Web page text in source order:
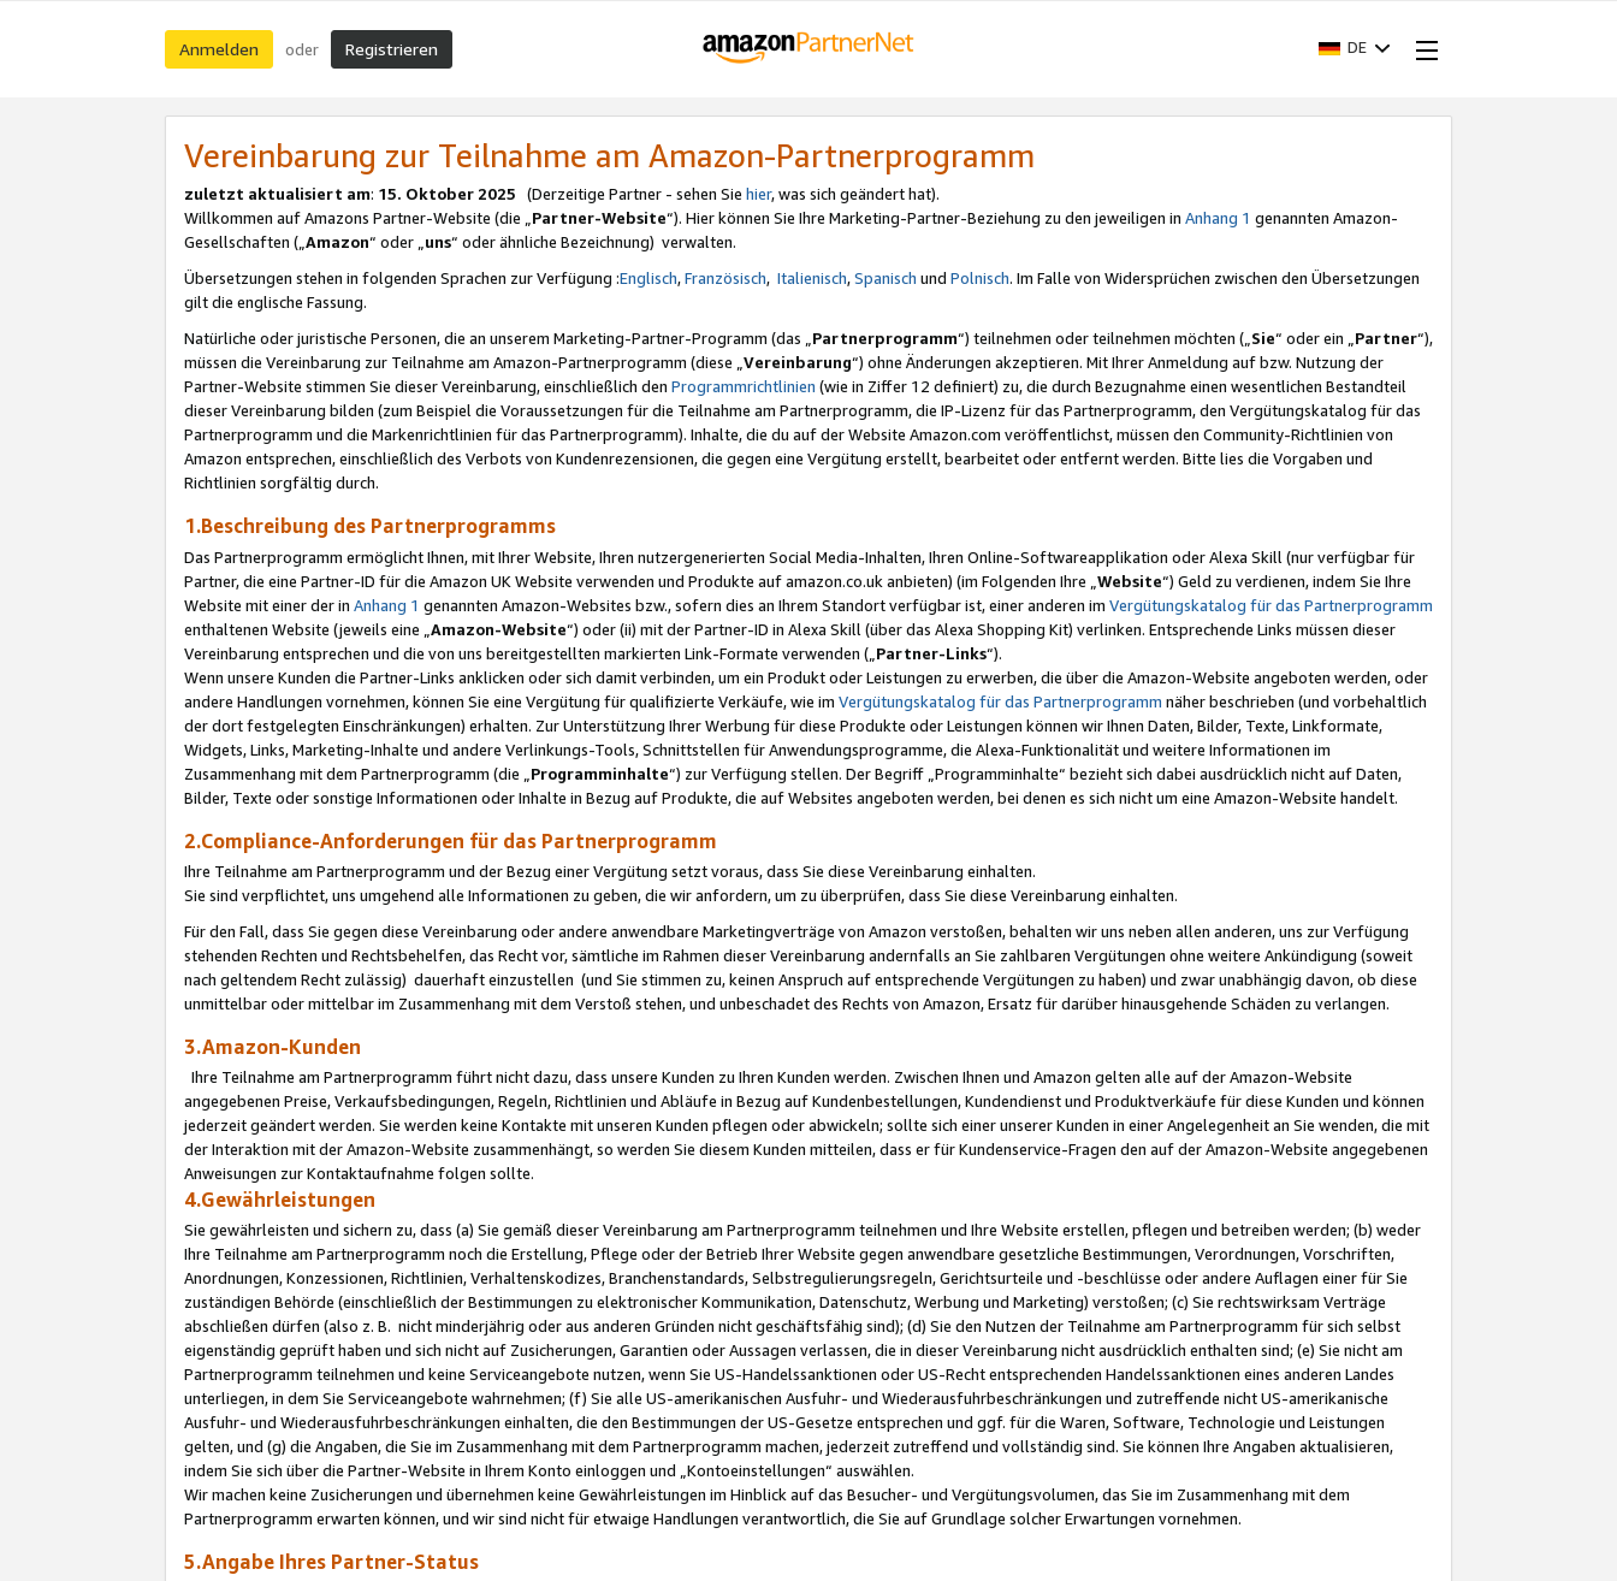
Anmelden oder Registrieren DE
Vereinbarung zur Teilnahme am Amazon-Partnerprogramm
zuletzt aktualisiert am: 15. Oktober 2025 (Derzeitige Partner - sehen Sie hier, was sich geändert hat).
Willkommen auf Amazons Partner-Website (die „Partner-Website“). Hier können Sie Ihre Marketing-Partner-Beziehung zu den jeweiligen in Anhang 1 genannten Amazon-
Gesellschaften („Amazon“ oder „uns“ oder ähnliche Bezeichnung) verwalten.
Übersetzungen stehen in folgenden Sprachen zur Verfügung :Englisch,Französisch, Italienisch,Spanisch und Polnisch. Im Falle von Widersprüchen zwischen den Übersetzungen
gilt die englische Fassung.
Natürliche oder juristische Personen, die an unserem Marketing-Partner-Programm (das „Partnerprogramm“) teilnehmen oder teilnehmen möchten („Sie“ oder ein „Partner“),
müssen die Vereinbarung zur Teilnahme am Amazon-Partnerprogramm (diese „Vereinbarung“) ohne Änderungen akzeptieren. Mit Ihrer Anmeldung auf bzw. Nutzung der
Partner-Website stimmen Sie dieser Vereinbarung, einschließlich den Programmrichtlinien (wie in Ziffer 12 definiert) zu, die durch Bezugnahme einen wesentlichen Bestandteil
dieser Vereinbarung bilden (zum Beispiel die Voraussetzungen für die Teilnahme am Partnerprogramm, die IP-Lizenz für das Partnerprogramm, den Vergütungskatalog für das
Partnerprogramm und die Markenrichtlinien für das Partnerprogramm). Inhalte, die du auf der Website Amazon.com veröffentlichst, müssen den Community-Richtlinien von
Amazon entsprechen, einschließlich des Verbots von Kundenrezensionen, die gegen eine Vergütung erstellt, bearbeitet oder entfernt werden. Bitte lies die Vorgaben und
Richtlinien sorgfältig durch.
1.Beschreibung des Partnerprogramms
Das Partnerprogramm ermöglicht Ihnen, mit Ihrer Website, Ihren nutzergenerierten Social Media-Inhalten, Ihren Online-Softwareapplikation oder Alexa Skill (nur verfügbar für
Partner, die eine Partner-ID für die Amazon UK Website verwenden und Produkte auf amazon.co.uk anbieten) (im Folgenden Ihre „ Website“) Geld zu verdienen, indem Sie Ihre
Website mit einer der in Anhang 1 genannten Amazon-Websites bzw., sofern dies an Ihrem Standort verfügbar ist, einer anderen im Vergütungskatalog für das Partnerprogramm
enthaltenen Website (jeweils eine „ Amazon-Website“) oder (ii) mit der Partner-ID in Alexa Skill (über das Alexa Shopping Kit) verlinken. Entsprechende Links müssen dieser
Vereinbarung entsprechen und die von uns bereitgestellten markierten Link-Formate verwenden („ Partner-Links“).
Wenn unsere Kunden die Partner-Links anklicken oder sich damit verbinden, um ein Produkt oder Leistungen zu erwerben, die über die Amazon-Website angeboten werden, oder
andere Handlungen vornehmen, können Sie eine Vergütung für qualifizierte Verkäufe, wie im Vergütungskatalog für das Partnerprogramm näher beschrieben (und vorbehaltlich
der dort festgelegten Einschränkungen) erhalten. Zur Unterstützung Ihrer Werbung für diese Produkte oder Leistungen können wir Ihnen Daten, Bilder, Texte, Linkformate,
Widgets, Links, Marketing-Inhalte und andere Verlinkungs-Tools, Schnittstellen für Anwendungsprogramme, die Alexa-Funktionalität und weitere Informationen im
Zusammenhang mit dem Partnerprogramm (die „ Programminhalte“) zur Verfügung stellen. Der Begriff „Programminhalte“ bezieht sich dabei ausdrücklich nicht auf Daten,
Bilder, Texte oder sonstige Informationen oder Inhalte in Bezug auf Produkte, die auf Websites angeboten werden, bei denen es sich nicht um eine Amazon-Website handelt.
2.Compliance-Anforderungen für das Partnerprogramm
Ihre Teilnahme am Partnerprogramm und der Bezug einer Vergütung setzt voraus, dass Sie diese Vereinbarung einhalten.
Sie sind verpflichtet, uns umgehend alle Informationen zu geben, die wir anfordern, um zu überprüfen, dass Sie diese Vereinbarung einhalten.
Für den Fall, dass Sie gegen diese Vereinbarung oder andere anwendbare Marketingverträge von Amazon verstoßen, behalten wir uns neben allen anderen, uns zur Verfügung
stehenden Rechten und Rechtsbehelfen, das Recht vor, sämtliche im Rahmen dieser Vereinbarung andernfalls an Sie zahlbaren Vergütungen ohne weitere Ankündigung (soweit
nach geltendem Recht zulässig) dauerhaft einzustellen (und Sie stimmen zu, keinen Anspruch auf entsprechende Vergütungen zu haben) und zwar unabhängig davon, ob diese
unmittelbar oder mittelbar im Zusammenhang mit dem Verstoß stehen, und unbeschadet des Rechts von Amazon, Ersatz für darüber hinausgehende Schäden zu verlangen.
3.Amazon-Kunden
Ihre Teilnahme am Partnerprogramm führt nicht dazu, dass unsere Kunden zu Ihren Kunden werden. Zwischen Ihnen und Amazon gelten alle auf der Amazon-Website
angegebenen Preise, Verkaufsbedingungen, Regeln, Richtlinien und Abläufe in Bezug auf Kundenbestellungen, Kundendienst und Produktverkäufe für diese Kunden und können
jederzeit geändert werden. Sie werden keine Kontakte mit unseren Kunden pflegen oder abwickeln; sollte sich einer unserer Kunden in einer Angelegenheit an Sie wenden, die mit
der Interaktion mit der Amazon-Website zusammenhängt, so werden Sie diesem Kunden mitteilen, dass er für Kundenservice-Fragen den auf der Amazon-Website angegebenen
Anweisungen zur Kontaktaufnahme folgen sollte.
4.Gewährleistungen
Sie gewährleisten und sichern zu, dass (a) Sie gemäß dieser Vereinbarung am Partnerprogramm teilnehmen und Ihre Website erstellen, pflegen und betreiben werden; (b) weder
Ihre Teilnahme am Partnerprogramm noch die Erstellung, Pflege oder der Betrieb Ihrer Website gegen anwendbare gesetzliche Bestimmungen, Verordnungen, Vorschriften,
Anordnungen, Konzessionen, Richtlinien, Verhaltenskodizes, Branchenstandards, Selbstregulierungsregeln, Gerichtsurteile und -beschlüsse oder andere Auflagen einer für Sie
zuständigen Behörde (einschließlich der Bestimmungen zu elektronischer Kommunikation, Datenschutz, Werbung und Marketing) verstoßen; (c) Sie rechtswirksam Verträge
abschließen dürfen (also z. B. nicht minderjährig oder aus anderen Gründen nicht geschäftsfähig sind); (d) Sie den Nutzen der Teilnahme am Partnerprogramm für sich selbst
eigenständig geprüft haben und sich nicht auf Zusicherungen, Garantien oder Aussagen verlassen, die in dieser Vereinbarung nicht ausdrücklich enthalten sind; (e) Sie nicht am
Partnerprogramm teilnehmen und keine Serviceangebote nutzen, wenn Sie US-Handelssanktionen oder US-Recht entsprechenden Handelssanktionen eines anderen Landes
unterliegen, in dem Sie Serviceangebote wahrnehmen; (f) Sie alle US-amerikanischen Ausfuhr- und Wiederausfuhrbeschränkungen und zutreffende nicht US-amerikanische
Ausfuhr- und Wiederausfuhrbeschränkungen einhalten, die den Bestimmungen der US-Gesetze entsprechen und ggf. für die Waren, Software, Technologie und Leistungen
gelten, und (g) die Angaben, die Sie im Zusammenhang mit dem Partnerprogramm machen, jederzeit zutreffend und vollständig sind. Sie können Ihre Angaben aktualisieren,
indem Sie sich über die Partner-Website in Ihrem Konto einloggen und „Kontoeinstellungen“ auswählen.
Wir machen keine Zusicherungen und übernehmen keine Gewährleistungen im Hinblick auf das Besucher- und Vergütungsvolumen, das Sie im Zusammenhang mit dem
Partnerprogramm erwarten können, und wir sind nicht für etwaige Handlungen verantwortlich, die Sie auf Grundlage solcher Erwartungen vornehmen.
5.Angabe Ihres Partner-Status